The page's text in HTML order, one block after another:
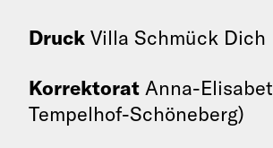
Druck Villa Schmück Dich
Korrektorat Anna-
Tempelhof-Schöneberg)